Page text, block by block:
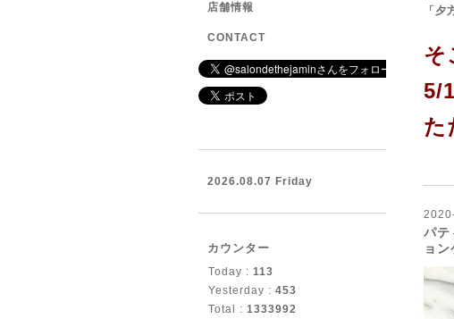
「
そ
5/
た
パテ
ョ
店舗情報
CONTACT
2026.08.07 Friday
カウンター
Today : 113
Yesterday : 453
Total : 1333992